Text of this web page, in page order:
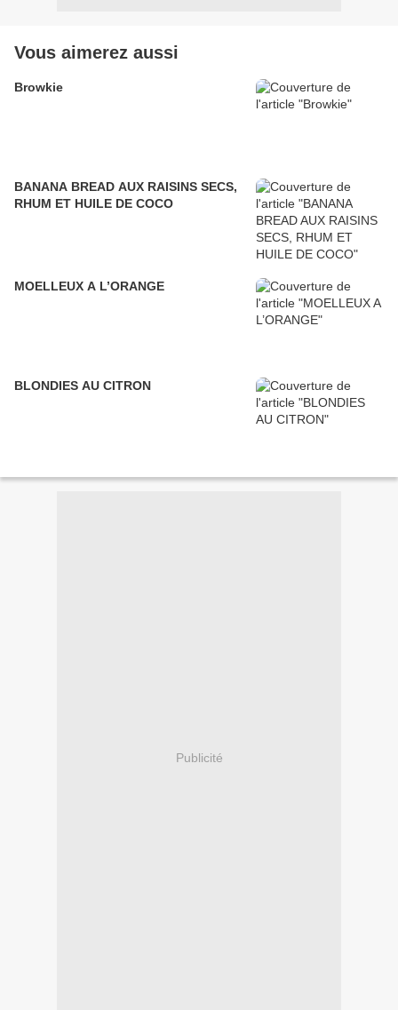
Vous aimerez aussi
Browkie
BANANA BREAD AUX RAISINS SECS,
RHUM ET HUILE DE COCO
MOELLEUX A L’ORANGE
BLONDIES AU CITRON
Publicité